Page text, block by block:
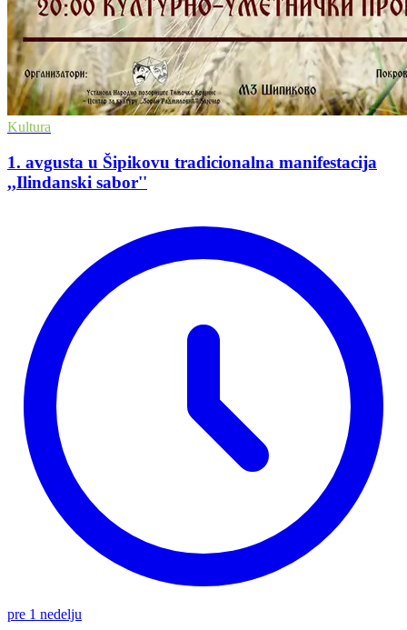
Kultura
1. avgusta u Šipikovu tradicionalna manifestacija
,,Ilindanski sabor''
pre 1 nedelju